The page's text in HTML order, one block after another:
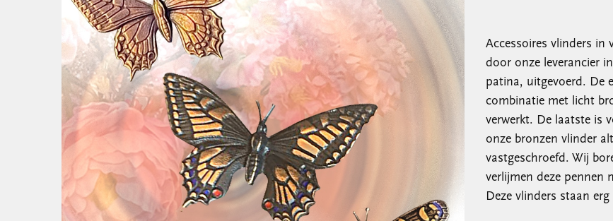
Accessoires vlinders in
door onze leverancier
patina, uitgevoerd. De
combinatie met licht
verwerkt. De laatste is
onze bronzen vlinder
vastgeschroefd. Wij
verlijmen deze pennen
Deze vlinders staan